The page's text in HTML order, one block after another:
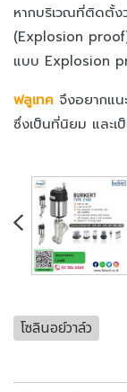
หากบริเวณที่ติดตั้ง
(Explosion
แบบ Explosion
ฟลูเทค จึงอยากแน
ซึ่งเป็นที่นิยม และ
โซลินอย์วาล์ว